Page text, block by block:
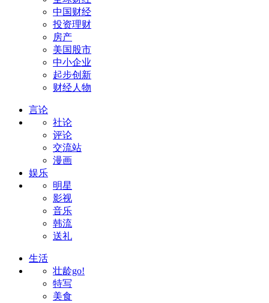
中国财经
投资理财
房产
美国股市
中小企业
起步创新
财经人物
言论
社论
评论
交流站
漫画
娱乐
明星
影视
音乐
韩流
送礼
生活
壮龄go!
特写
美食